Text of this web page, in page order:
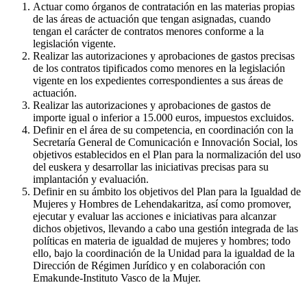
Actuar como órganos de contratación en las materias propias
de las áreas de actuación que tengan asignadas, cuando
tengan el carácter de contratos menores conforme a la
legislación vigente.
Realizar las autorizaciones y aprobaciones de gastos precisas
de los contratos tipificados como menores en la legislación
vigente en los expedientes correspondientes a sus áreas de
actuación.
Realizar las autorizaciones y aprobaciones de gastos de
importe igual o inferior a 15.000 euros, impuestos excluidos.
Definir en el área de su competencia, en coordinación con la
Secretaría General de Comunicación e Innovación Social, los
objetivos establecidos en el Plan para la normalización del uso
del euskera y desarrollar las iniciativas precisas para su
implantación y evaluación.
Definir en su ámbito los objetivos del Plan para la Igualdad de
Mujeres y Hombres de Lehendakaritza, así como promover,
ejecutar y evaluar las acciones e iniciativas para alcanzar
dichos objetivos, llevando a cabo una gestión integrada de las
políticas en materia de igualdad de mujeres y hombres; todo
ello, bajo la coordinación de la Unidad para la igualdad de la
Dirección de Régimen Jurídico y en colaboración con
Emakunde-Instituto Vasco de la Mujer.